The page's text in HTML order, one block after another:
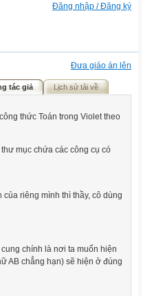
Đăng nhập / Đăng ký
Đưa giáo án lên
tác giả Lịch sử tải về
thức Toán trong Violet theo
mục chứa các công cụ có
riêng mình thì thầy, cô dùng
chính là nơi ta muốn hiện
AB chẳng hạn) sẽ hiện ở đúng